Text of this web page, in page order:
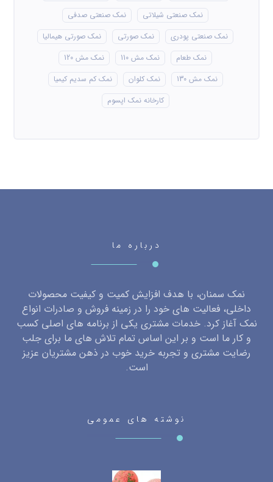
نمک صنعتی شیلاتی
نمک صنعتی صدفی
نمک صنعتی پودری
نمک صورتی
نمک صورتی هیمالیا
نمک طعام
نمک مش 110
نمک مش 120
نمک مش 130
نمک کلوان
نمک کم سدیم کیمیا
کارخانه نمک اپسوم
درباره ما
نمک سمنان، با هدف افزایش کمیت و کیفیت محصولات
داخلی، فعالیت های خود را در زمینه فروش و صادرات انواع
نمک آغاز کرد. خدمات مشتری یکی از برنامه های اصلی کسب
و کار ما است و بر این اساس تمام تلاش های ما برای جلب
رضایت مشتری و تجربه خرید خوب در ذهن مشتریان عزیز
است.
نوشته های عمومی